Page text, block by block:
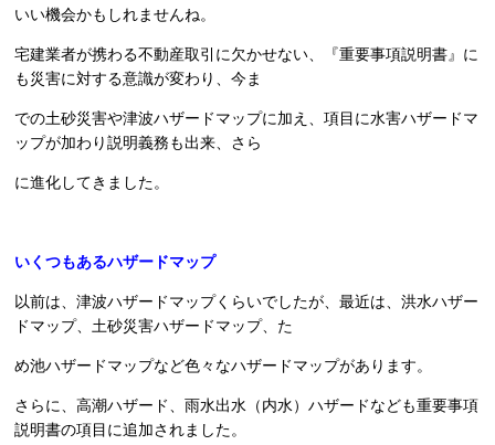
いい機会かもしれませんね。
宅建業者が携わる不動産取引に欠かせない、『重要事項説明書』に
も災害に対する意識が変わり、今ま
での土砂災害や津波ハザードマップに加え、項目に水害ハザードマ
ップが加わり説明義務も出来、さら
に進化してきました。
いくつもあるハザードマップ
以前は、津波ハザードマップくらいでしたが、最近は、洪水ハザー
ドマップ、土砂災害ハザードマップ、た
め池ハザードマップなど色々なハザードマップがあります。
さらに、高潮ハザード、雨水出水（内水）ハザードなども重要事項
説明書の項目に追加されました。